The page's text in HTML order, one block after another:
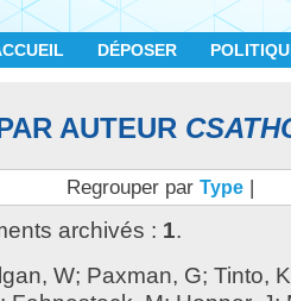
DÉPOSER
AUTEUR
Regrouper par Type |
archivés : 1.
W; Paxman, G; Tinto, K